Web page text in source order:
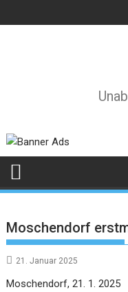
to
Moschendorf
21. Januar 2025
Moschendorf, 21. 1. 2025